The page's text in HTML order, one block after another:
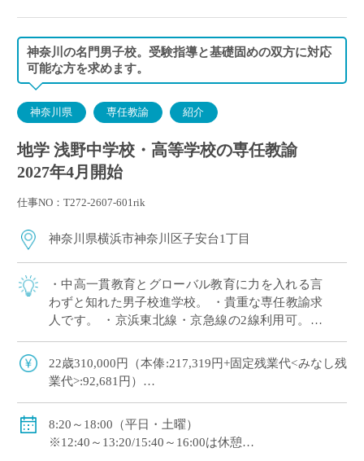
神奈川の名門男子校。受験指導と基礎固めの双方に対応
可能な方を求めます。
神奈川県 専任教諭 紹介
地学 浅野中学校・高等学校の専任教諭
2027年4月開始
仕事NO：T272-2607-601rik
神奈川県横浜市神奈川区子安台1丁目
・中高一貫教育とグローバル教育に力を入れる言
わずと知れた男子校進学校。 ・貴重な専任教諭求
人です。 ・京浜東北線・京急線の2線利用可。横
浜駅がほど近く、川崎/品川/東京にもアクセス◎
しかし校舎には浅野の森と呼ばれる広く […]
22歳310,000円（本俸:217,319円+固定残業代<みなし残
業代>:92,681円）
24歳326,000円（本俸:228,535円+固定残業代<みなし残
業代>:97,465円）
●モデル年収(諸手当を含む) 25歳6,578,000円 30
8:20～18:00（平日・土曜）
※12:40～13:20/15:40～16:00は休憩